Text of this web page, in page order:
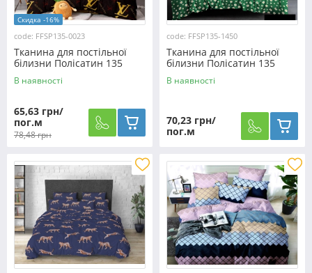
Скидка -16%
code: FFSP135-0023
Тканина для постільної
білизни Полісатин 135
SP135-0023 (60м)
В наявності
65,63 грн/
пог.м
78,48 грн
code: FFSP135-1450
Тканина для постільної
білизни Полісатин 135
SP135-1450 (60м)
В наявності
70,23 грн/
пог.м